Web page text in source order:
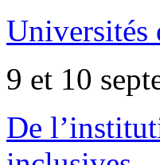
Universités
9 et 10
De